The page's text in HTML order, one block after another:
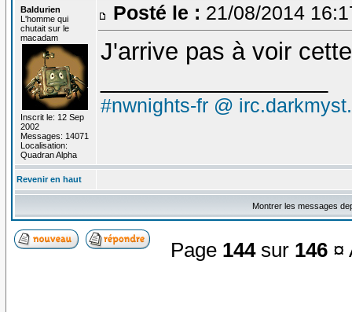
Baldurien
L'homme qui
chutait sur le
macadam
Inscrit le: 12 Sep
2002
Messages: 14071
Localisation:
Quadran Alpha
Posté le : 21/08/2014
J'arrive pas à voir
#nwnights-fr @
Revenir en haut
Montrer les messages
Page 144sur 146 ¤